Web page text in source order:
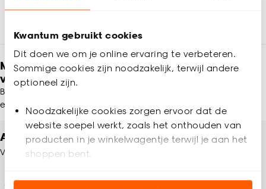
Kwantum gebruikt cookies
Dit doen we om je online ervaring te verbeteren.
Sommige cookies zijn noodzakelijk, terwijl andere
optioneel zijn.
Noodzakelijke cookies zorgen ervoor dat de
website soepel werkt, zoals het onthouden van
producten in je winkelwagentje terwijl je aan het
shoppen bent.
Analytische cookies (optioneel) helpen ons de
Meld je aan en ontvang € 5,- korting op je
volgende bestelling
Blijf per e-mail op de hoogte van leuke aanbiedingen, inspiratie
en meer!
Altijd een winkel in de buurt
Vind jouw Kwantum winkel